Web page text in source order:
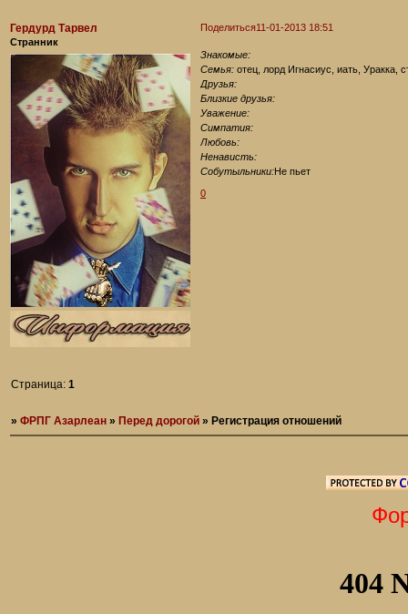
Поделиться11-01-2013 18:51
Гердурд Тарвел
Странник
Знакомые:
Семья: отец, лорд Игнасиус, иать,
Друзья:
Близкие друзья:
Уважение:
Симпатия:
Любовь:
Ненависть:
Собутыльники:Не пьет
0
Страница:1
»ФРПГ Азарлеан » Перед дорогой » Регистрация отношений